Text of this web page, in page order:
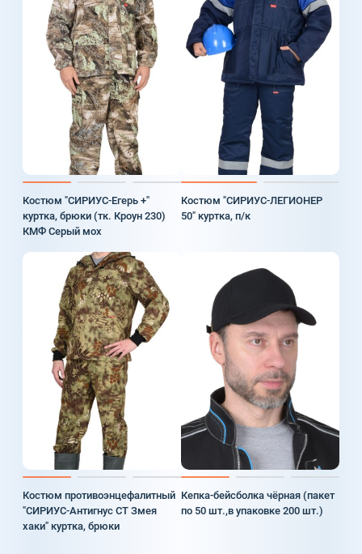
Костюм "СИРИУС-Егерь +"
куртка, брюки (тк. Кроун 230)
КМФ Серый мох
Костюм "СИРИУС-ЛЕГИОНЕР
50" куртка, п/к
Костюм противоэнцефалитный
"СИРИУС-Антигнус СТ Змея
хаки" куртка, брюки
Кепка-бейсболка чёрная (пакет
по 50 шт.,в упаковке 200 шт.)